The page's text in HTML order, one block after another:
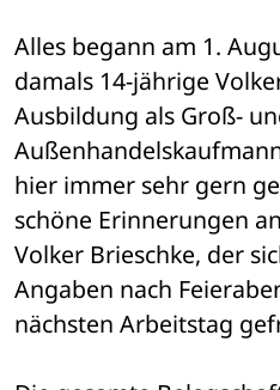
Alles begann am 1.
damals 14-jährige
Ausbildung als Groß-
hier immer sehr gern
schöne Erinnerungen
Volker Brieschke, der
Angaben nach
nächsten Arbeitstag